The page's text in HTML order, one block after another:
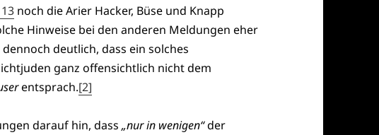
noch die Arier Hacker, Büse und Knapp
Hinweise bei den anderen Meldungen eher
deutlich, dass ein solches
ganz offensichtlich nicht dem
entsprach.[2]
darauf hin, dass„nur in wenigen“der